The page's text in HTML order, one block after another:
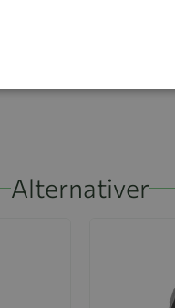
Alternativer